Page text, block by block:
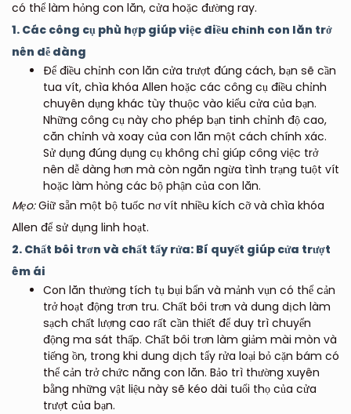
có thể làm hỏng con lăn, cửa hoặc đường ray.
1. Các công cụ phù hợp giúp việc điều chỉnh con lăn trở
nên dễ dàng
Để điều chỉnh con lăn cửa trượt đúng cách, bạn sẽ cần
tua vít, chìa khóa Allen hoặc các công cụ điều chỉnh
chuyên dụng khác tùy thuộc vào kiểu cửa của bạn.
Những công cụ này cho phép bạn tinh chỉnh độ cao,
căn chỉnh và xoay của con lăn một cách chính xác.
Sử dụng đúng dụng cụ không chỉ giúp công việc trở
nên dễ dàng hơn mà còn ngăn ngừa tình trạng tuột vít
hoặc làm hỏng các bộ phận của con lăn.
Mẹo:Giữ sẵn một bộ tuốc nơ vít nhiều kích cỡ và chìa khóa
Allen để sử dụng linh hoạt.
2. Chất bôi trơn và chất tẩy rửa: Bí quyết giúp cửa trượt
êm ái
Con lăn thường tích tụ bụi bẩn và mảnh vụn có thể cản
trở hoạt động trơn tru. Chất bôi trơn và dung dịch làm
sạch chất lượng cao rất cần thiết để duy trì chuyển
động ma sát thấp. Chất bôi trơn làm giảm mài mòn và
tiếng ồn, trong khi dung dịch tẩy rửa loại bỏ cặn bám có
thể cản trở chức năng con lăn. Bảo trì thường xuyên
bằng những vật liệu này sẽ kéo dài tuổi thọ của cửa
trượt của bạn.